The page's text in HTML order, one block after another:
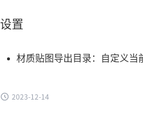
设置
材质贴图导出目录：自定义当
2023-12-14